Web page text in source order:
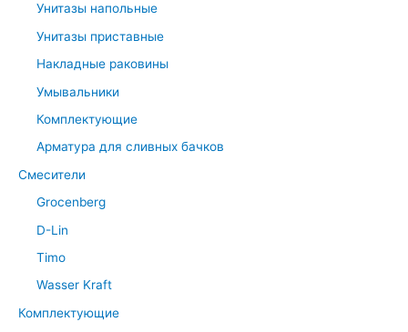
Унитазы напольные
Унитазы приставные
Накладные раковины
Умывальники
Комплектующие
Арматура для сливных бачков
Смесители
Grocenberg
D-Lin
Timo
Wasser Kraft
Комплектующие